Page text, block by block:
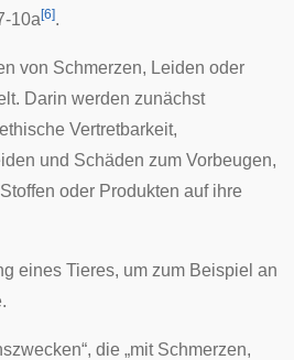
10a [6].
von Schmerzen, Leiden oder
Darin werden zunächst
Vertretbarkeit,
und Schäden zum Vorbeugen,
oder Produkten auf ihre
eines Tieres, um zum Beispiel an
die „mit Schmerzen,